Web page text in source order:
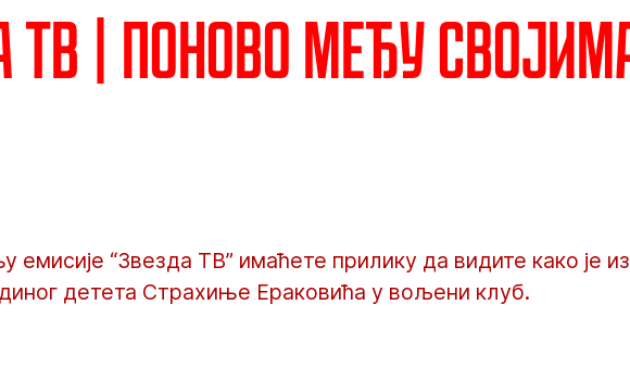
ТВ | Поново међу
емисије “Звезда ТВ” имаћете прилику да видите како је
детета Страхиње Ераковића у вољени клуб.